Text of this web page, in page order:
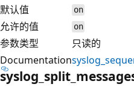
默认值
on
允许的值 on
参数类型
只读的
Documentation